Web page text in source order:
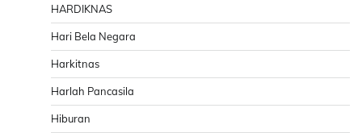
HARDIKNAS
Hari Bela Negara
Harkitnas
Harlah Pancasila
Hiburan